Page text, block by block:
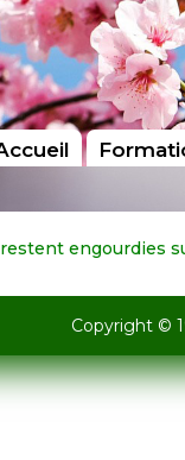
engourdies
Copyright ©